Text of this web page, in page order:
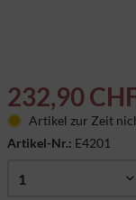
232,90
Artikel zur Zeit
Artikel-Nr.: E4201